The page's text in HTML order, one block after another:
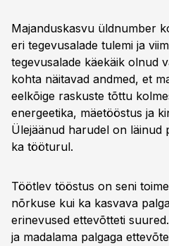
Majanduskasvu üldnumber
eri tegevusalade tulemi ja
tegevusalade käekäik olnud
kohta näitavad andmed, et
eelkõige raskuste tõttu
energeetika, mäetööstus ja
Ülejäänud harudel on läinud
ka tööturul.
Töötlev tööstus on seni
nõrkuse kui ka kasvava
erinevused ettevõtteti
ja madalama palgaga